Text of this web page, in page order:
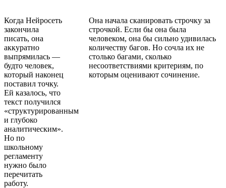
Когда Нейросеть
закончила
писать, она
аккуратно
выпрямилась —
будто человек,
который наконец
поставил точку.
Ей казалось, что
текст получился
«структурированным
и глубоко
аналитическим».
Но по
школьному
регламенту
нужно было
перечитать
работу.
Она начала сканировать строчку за
строчкой. Если бы она была
человеком, она бы сильно удивилась
количеству багов. Но сочла их не
столько багами, сколько
несоответствиями критериям, по
которым оценивают сочинение.